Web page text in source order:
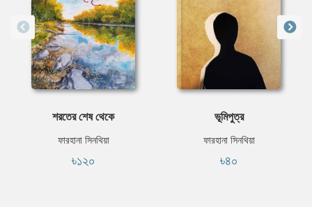
শরতের শেষ থেকে
ফারহানা সিনথিয়া
৳১২০
ভূমিপুত্র
ফারহানা সিনথিয়া
৳৪০